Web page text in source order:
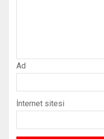
Ad
İnternet sitesi